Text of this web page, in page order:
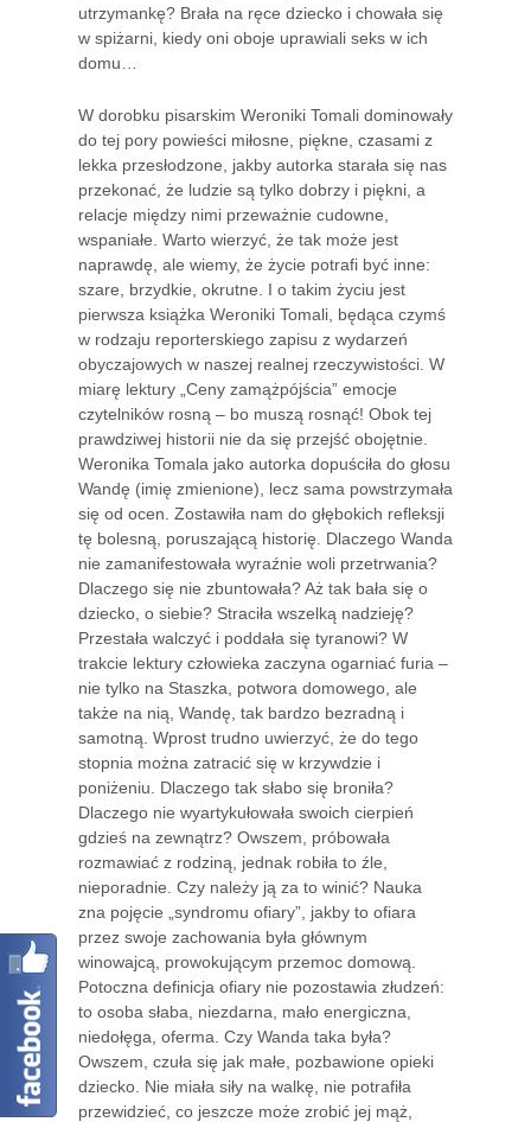
utrzymankę? Brała na ręce dziecko i chowała się
w spiżarni, kiedy oni oboje uprawiali seks w ich
domu…
W dorobku pisarskim Weroniki Tomali dominowały
do tej pory powieści miłosne, piękne, czasami z
lekka przesłodzone, jakby autorka starała się nas
przekonać, że ludzie są tylko dobrzy i piękni, a
relacje między nimi przeważnie cudowne,
wspaniałe. Warto wierzyć, że tak może jest
naprawdę, ale wiemy, że życie potrafi być inne:
szare, brzydkie, okrutne. I o takim życiu jest
pierwsza książka Weroniki Tomali, będąca czymś
w rodzaju reporterskiego zapisu z wydarzeń
obyczajowych w naszej realnej rzeczywistości. W
miarę lektury „Ceny zamążpójścia” emocje
czytelników rosną – bo muszą rosnąć! Obok tej
prawdziwej historii nie da się przejść obojętnie.
Weronika Tomala jako autorka dopuściła do głosu
Wandę (imię zmienione), lecz sama powstrzymała
się od ocen. Zostawiła nam do głębokich refleksji
tę bolesną, poruszającą historię. Dlaczego Wanda
nie zamanifestowała wyraźnie woli przetrwania?
Dlaczego się nie zbuntowała? Aż tak bała się o
dziecko, o siebie? Straciła wszelką nadzieję?
Przestała walczyć i poddała się tyranowi? W
trakcie lektury człowieka zaczyna ogarniać furia –
nie tylko na Staszka, potwora domowego, ale
także na nią, Wandę, tak bardzo bezradną i
samotną. Wprost trudno uwierzyć, że do tego
stopnia można zatracić się w krzywdzie i
poniżeniu. Dlaczego tak słabo się broniła?
Dlaczego nie wyartykułowała swoich cierpień
gdzieś na zewnątrz? Owszem, próbowała
rozmawiać z rodziną, jednak robiła to źle,
nieporadnie. Czy należy ją za to winić? Nauka
zna pojęcie „syndromu ofiary”, jakby to ofiara
przez swoje zachowania była głównym
winowajcą, prowokującym przemoc domową.
Potoczna definicja ofiary nie pozostawia złudzeń:
to osoba słaba, niezdarna, mało energiczna,
niedołęga, oferma. Czy Wanda taka była?
Owszem, czuła się jak małe, pozbawione opieki
dziecko. Nie miała siły na walkę, nie potrafiła
przewidzieć, co jeszcze może zrobić jej mąż,